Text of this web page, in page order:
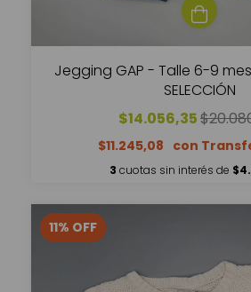
Jegging GAP - Talle 6-9
SELECCIÓN
$14.056,35
$11.245,08
3 cuotas sin interés de
11% OFF